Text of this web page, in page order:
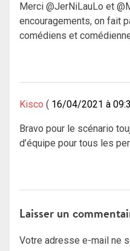
Merci @JerNiLauLo et
encouragements, on fait
comédiens et
Kisco 16/04/2021 à
Bravo pour le scénario
d’équipe pour tous les
Laisser un
Votre adresse e-mail ne